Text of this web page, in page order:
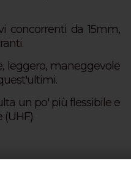
concorrenti da 15mm,
leggero, maneggevole
un po' più flessibile e